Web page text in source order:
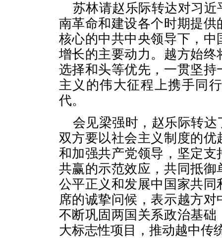
苏林请赵乐际转达对习
南革命和建设各个时期提
核心的中共中央领导下，
增长的主要动力。越方始
选择和头等优先，一贯坚
主义的伟大征程上携手同
代。
会见梁强时，赵乐际转
双方要以社会主义制度的
和加强共产党领导，坚定
共赢的示范效应，共同抵
公平正义和发展中国家共
席的诚挚问候，表示越方
不断巩固两国关系政治基
大标志性项目，推动越中传